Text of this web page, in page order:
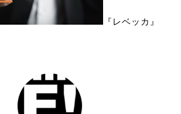
『レベッカ』